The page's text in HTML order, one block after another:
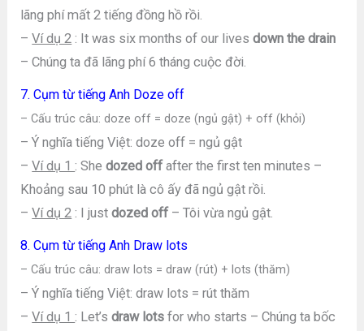
lãng phí mất 2 tiếng đồng hồ rồi.
–Ví dụ 2 : It was six months of our livesdown the drain
– Chúng ta đã lãng phí 6 tháng cuộc đời.
7. Cụm từ tiếng Anh Doze off
– Cấu trúc câu: doze off = doze (ngủ gật) + off (khỏi)
– Ý nghĩa tiếng Việt: doze off = ngủ gật
–Ví dụ 1: Shedozed offafter the first ten minutes –
Khoảng sau 10 phút là cô ấy đã ngủ gật rồi.
–Ví dụ 2 : I justdozed off– Tôi vừa ngủ gật.
8. Cụm từ tiếng Anh Draw lots
– Cấu trúc câu: draw lots = draw (rút) + lots (thăm)
– Ý nghĩa tiếng Việt: draw lots = rút thăm
–Ví dụ 1: Let’sdraw lots for who starts – Chúng ta bốc